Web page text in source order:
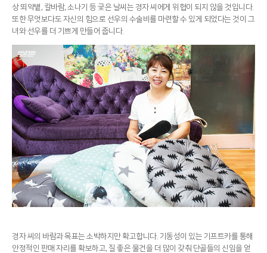
상 뙤약볕, 칼바람, 소나기 등 궂은 날씨는 경자 씨에게 위협이 되지 않을 것입니다.
또한 무엇보다도 자신의 힘으로 선우의 수술비를 마련할 수 있게 되었다는 것이 그
녀와 선우를 더 기쁘게 만들어 줍니다.
경자 씨의 바람과 목표는 소박하지만 확고합니다. 기동성이 있는 기프트카를 통해
안정적인 판매 자리를 확보하고, 질 좋은 물건을 더 많이 갖춰 단골들의 신임을 얻